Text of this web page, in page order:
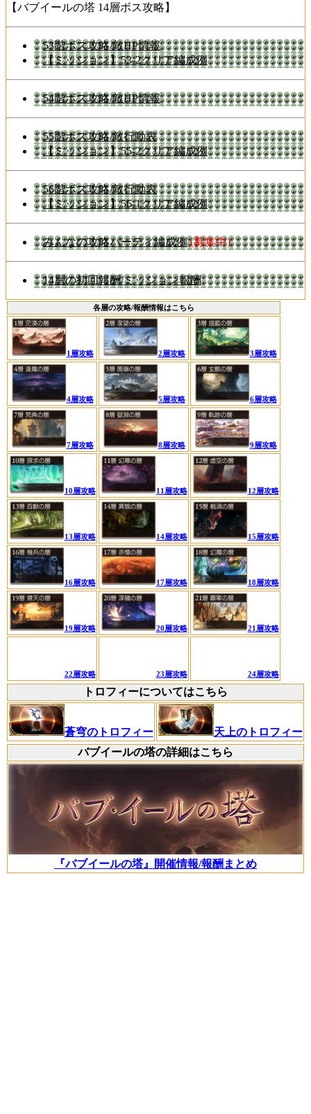
【バブイールの塔 14層ボス攻略】
53階ボス攻略/敵HP情報
【ミッション】53-2クリア編成例
54階ボス攻略/敵HP情報
55階ボス攻略/敵行動表
【ミッション】55-2クリア編成例
56階ボス攻略/敵行動表
【ミッション】56-1クリア編成例
みんなの攻略パーティ編成例 (募集中)
14層の初回報酬/ミッション報酬
各層の攻略/報酬情報はこちら
1層攻略 2層攻略 3層攻略
4層攻略 5層攻略 6層攻略
7層攻略 8層攻略 9層攻略
10層攻略 11層攻略 12層攻略
13層攻略 14層攻略 15層攻略
16層攻略 17層攻略 18層攻略
19層攻略 20層攻略 21層攻略
22層攻略 23層攻略 24層攻略
トロフィーについてはこちら
蒼穹のトロフィー
天上のトロフィー
バブイールの塔の詳細はこちら
『バブイールの塔』開催情報/報酬まとめ